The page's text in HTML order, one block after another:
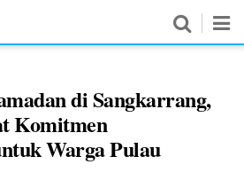
di Sangkarrang,
Komitmen
Warga Pulau